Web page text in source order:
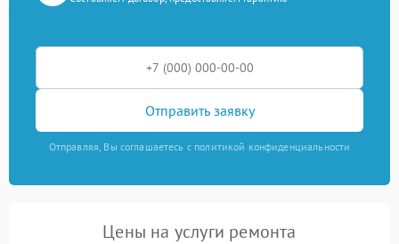
Отправить заявку
Отправляя, Вы соглашаетесь с политикой конфиденциальности
Цены на услуги ремонта